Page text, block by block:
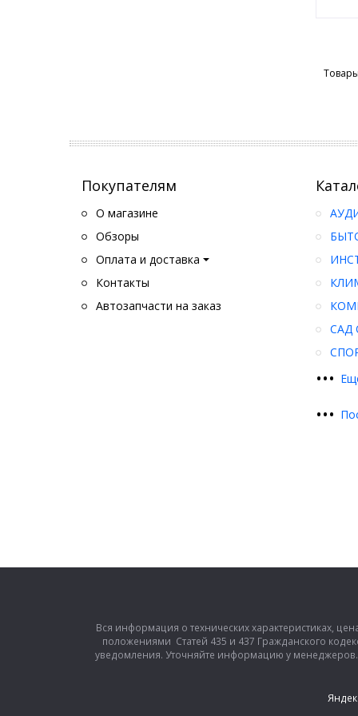
Покупателям
О магазине
Обзоры
Оплата и доставка
Контакты
Автозапчасти на заказ
•••
САД
•••
Вся информация о технических характеристиках,
положениями Статей 435 и 437 Гражданского
уведомления. Уточняйте информацию у